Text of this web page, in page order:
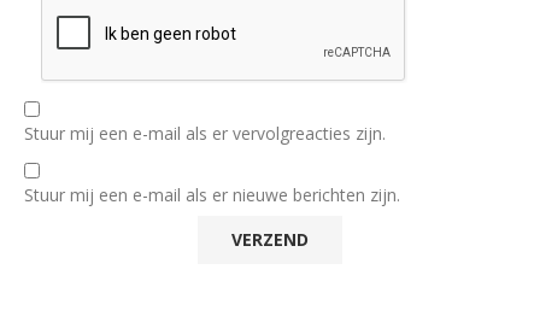
Stuur mij een e-mail als er vervolgreacties zijn.
Stuur mij een e-mail als er nieuwe berichten zijn.